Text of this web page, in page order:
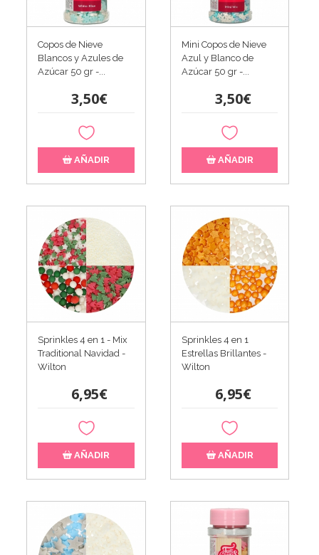
Copos de Nieve
Blancos y Azules de
Azúcar 50 gr -...
3,50€
AÑADIR
Mini Copos de Nieve
Azul y Blanco de
Azúcar 50 gr -...
3,50€
AÑADIR
Sprinkles 4 en 1 - Mix
Traditional Navidad -
Wilton
6,95€
AÑADIR
Sprinkles 4 en 1
Estrellas Brillantes -
Wilton
6,95€
AÑADIR